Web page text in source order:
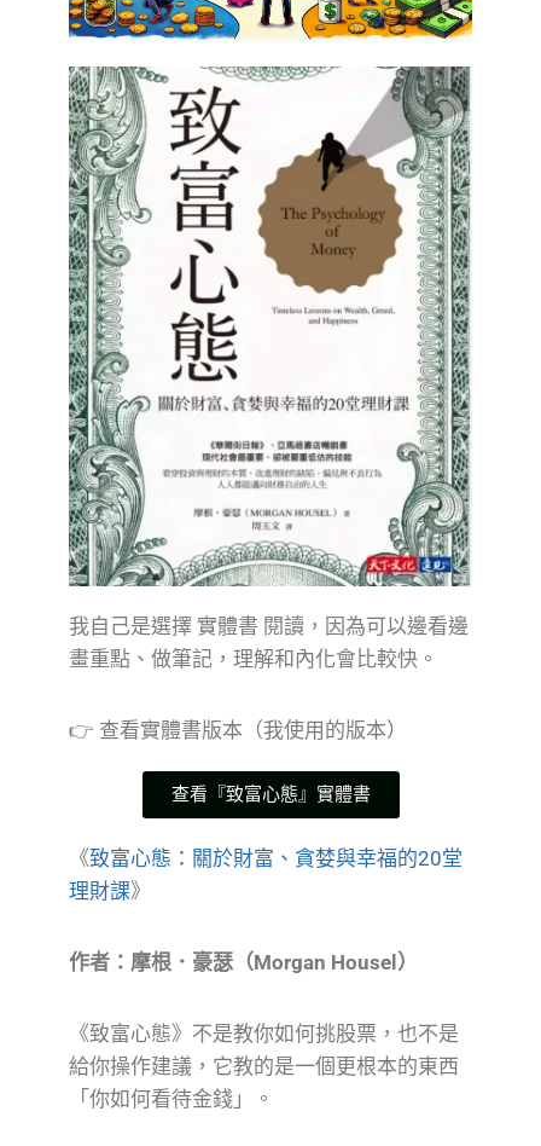
我自己是選擇 實體書 閱讀，因為可以邊看邊
畫重點、做筆記，理解和內化會比較快。
👉 查看實體書版本（我使用的版本）
查看『致富心態』實體書
《致富心態：關於財富、貪婪與幸福的20堂
理財課》
作者：摩根．豪瑟（Morgan Housel）
《致富心態》不是教你如何挑股票，也不是
給你操作建議，它教的是一個更根本的東西
「你如何看待金錢」。